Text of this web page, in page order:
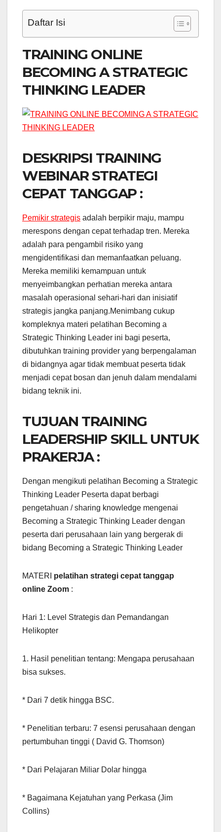
Daftar Isi
TRAINING ONLINE
BECOMING A STRATEGIC
THINKING LEADER
DESKRIPSI TRAINING
WEBINAR STRATEGI
CEPAT TANGGAP :
Pemikir strategis adalah berpikir maju, mampu
merespons dengan cepat terhadap tren. Mereka
adalah para pengambil risiko yang
mengidentifikasi dan memanfaatkan peluang.
Mereka memiliki kemampuan untuk
menyeimbangkan perhatian mereka antara
masalah operasional sehari-hari dan inisiatif
strategis jangka panjang.Menimbang cukup
kompleknya materi pelatihan Becoming a
Strategic Thinking Leader ini bagi peserta,
dibutuhkan training provider yang berpengalaman
di bidangnya agar tidak membuat peserta tidak
menjadi cepat bosan dan jenuh dalam mendalami
bidang teknik ini.
TUJUAN TRAINING
LEADERSHIP SKILL UNTUK
PRAKERJA :
Dengan mengikuti pelatihan Becoming a Strategic
Thinking Leader Peserta dapat berbagi
pengetahuan / sharing knowledge mengenai
Becoming a Strategic Thinking Leader dengan
peserta dari perusahaan lain yang bergerak di
bidang Becoming a Strategic Thinking Leader
MATERI pelatihan strategi cepat tanggap
online Zoom :
Hari 1: Level Strategis dan Pemandangan
Helikopter
1. Hasil penelitian tentang: Mengapa perusahaan
bisa sukses.
* Dari 7 detik hingga BSC.
* Penelitian terbaru: 7 esensi perusahaan dengan
pertumbuhan tinggi ( David G. Thomson)
* Dari Pelajaran Miliar Dolar hingga
* Bagaimana Kejatuhan yang Perkasa (Jim
Collins)